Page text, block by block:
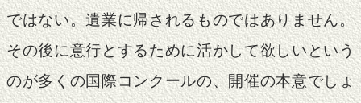
ではない。遺業に帰されるものではありません。
その後に意行とするために活かして欲しいという
のが多くの国際コンクールの、開催の本意でしょ